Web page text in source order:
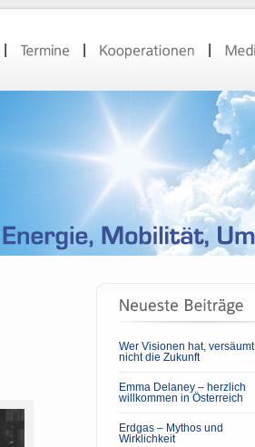
Wer Visionen hat, versäumt
nicht die Zukunft
Emma Delaney – herzlich
willkommen in Österreich
Erdgas – Mythos und
Wirklichkeit